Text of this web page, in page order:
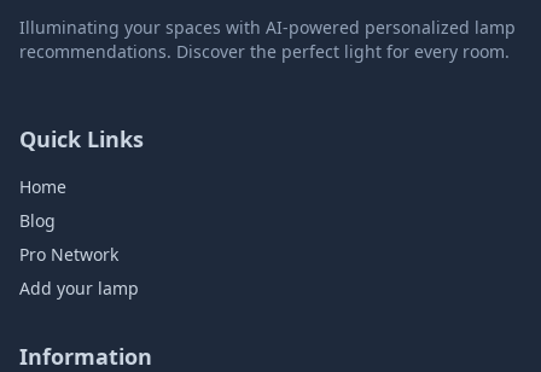
Illuminating your spaces with AI-powered personalized lamp
recommendations. Discover the perfect light for every room.
Quick Links
Home
Blog
Pro Network
Add your lamp
Information